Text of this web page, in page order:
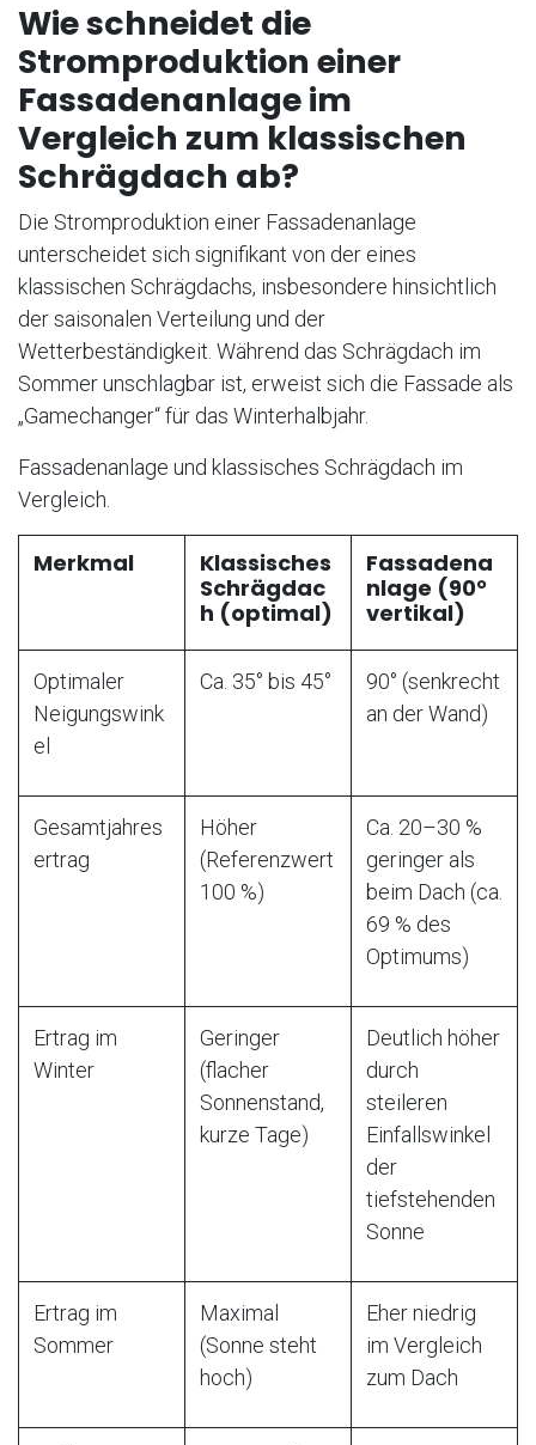
Wie schneidet die
Stromproduktion einer
Fassadenanlage im
Vergleich zum klassischen
Schrägdach ab?
Die Stromproduktion einer Fassadenanlage
unterscheidet sich signifikant von der eines
klassischen Schrägdachs, insbesondere hinsichtlich
der saisonalen Verteilung und der
Wetterbeständigkeit. Während das Schrägdach im
Sommer unschlagbar ist, erweist sich die Fassade als
„Gamechanger“ für das Winterhalbjahr.
Fassadenanlage und klassisches Schrägdach im
Vergleich.
Merkmal
Klassisches
Schrägdac
h (optimal)
Fassadena
nlage (90°
vertikal)
Optimaler
Neigungswink
el
Ca. 35° bis 45°
90° (senkrecht
an der Wand)
Gesamtjahres
ertrag
Höher
(Referenzwert
100 %)
Ca. 20–30 %
geringer als
beim Dach (ca.
69 % des
Optimums)
Ertrag im
Winter
Geringer
(flacher
Sonnenstand,
kurze Tage)
Deutlich höher
durch
steileren
Einfallswinkel
der
tiefstehenden
Sonne
Ertrag im
Sommer
Maximal
(Sonne steht
hoch)
Eher niedrig
im Vergleich
zum Dach